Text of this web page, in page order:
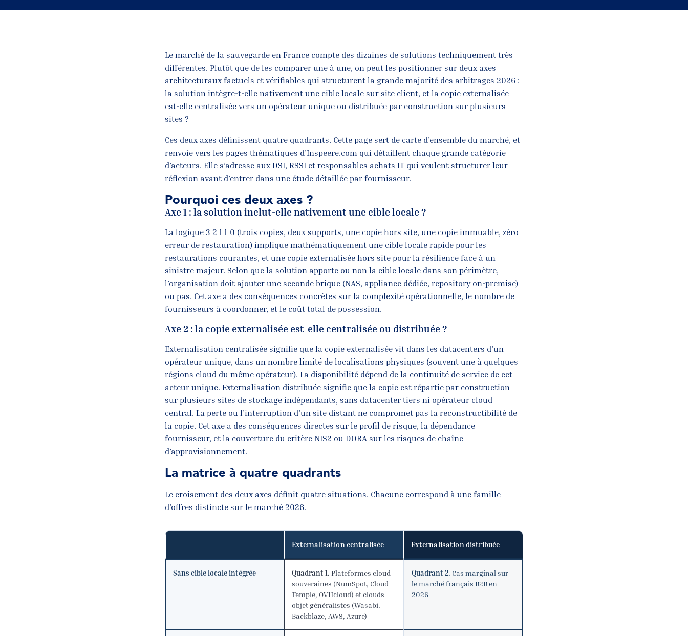
Le marché de la sauvegarde en France compte des dizaines de solutions techniquement très
différentes. Plutôt que de les comparer une à une, on peut les positionner sur deux axes
architecturaux factuels et vérifiables qui structurent la grande majorité des arbitrages 2026 :
la solution intègre-t-elle nativement une cible locale sur site client, et la copie externalisée
est-elle centralisée vers un opérateur unique ou distribuée par construction sur plusieurs
sites ?
Ces deux axes définissent quatre quadrants. Cette page sert de carte d’ensemble du marché, et
renvoie vers les pages thématiques d’Inspeere.com qui détaillent chaque grande catégorie
d’acteurs. Elle s’adresse aux DSI, RSSI et responsables achats IT qui veulent structurer leur
réflexion avant d’entrer dans une étude détaillée par fournisseur.
Pourquoi ces deux axes ?
Axe 1 : la solution inclut-elle nativement une cible locale ?
La logique 3-2-1-1-0 (trois copies, deux supports, une copie hors site, une copie immuable, zéro
erreur de restauration) implique mathématiquement une cible locale rapide pour les
restaurations courantes, et une copie externalisée hors site pour la résilience face à un
sinistre majeur. Selon que la solution apporte ou non la cible locale dans son périmètre,
l’organisation doit ajouter une seconde brique (NAS, appliance dédiée, repository on-premise)
ou pas. Cet axe a des conséquences concrètes sur la complexité opérationnelle, le nombre de
fournisseurs à coordonner, et le coût total de possession.
Axe 2 : la copie externalisée est-elle centralisée ou distribuée ?
Externalisation centralisée signifie que la copie externalisée vit dans les datacenters d’un
opérateur unique, dans un nombre limité de localisations physiques (souvent une à quelques
régions cloud du même opérateur). La disponibilité dépend de la continuité de service de cet
acteur unique. Externalisation distribuée signifie que la copie est répartie par construction
sur plusieurs sites de stockage indépendants, sans datacenter tiers ni opérateur cloud
central. La perte ou l’interruption d’un site distant ne compromet pas la reconstructibilité de
la copie. Cet axe a des conséquences directes sur le profil de risque, la dépendance
fournisseur, et la couverture du critère NIS2 ou DORA sur les risques de chaîne
d’approvisionnement.
La matrice à quatre quadrants
Le croisement des deux axes définit quatre situations. Chacune correspond à une famille
d’offres distincte sur le marché 2026.
Externalisation centralisée Externalisation distribuée
Sans cible locale intégrée Quadrant 1. Plateformes cloud
souveraines (NumSpot, Cloud
Temple, OVHcloud) et clouds
objet généralistes (Wasabi,
Backblaze, AWS, Azure)
Quadrant 2. Cas marginal sur
le marché français B2B en
2026